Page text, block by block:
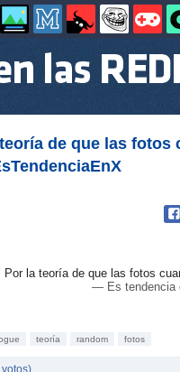
de que las fotos
Por la teoría de que las fotos
— Es tendencia
teoría random fotos